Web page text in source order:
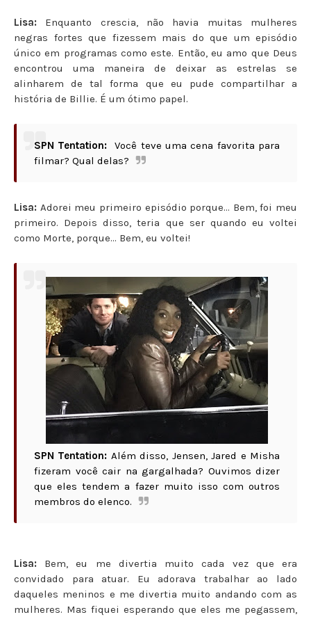
Lisa: Enquanto crescia, não havia muitas mulheres
negras fortes que fizessem mais do que um episódio
único em programas como este. Então, eu amo que Deus
encontrou uma maneira de deixar as estrelas se
alinharem de tal forma que eu pude compartilhar a
história de Billie. É um ótimo papel.
SPN Tentation:
Você teve uma cena favorita para
filmar? Qual delas?
Lisa: Adorei meu primeiro episódio porque... Bem, foi meu
primeiro. Depois disso, teria que ser quando eu voltei
como Morte, porque... Bem, eu voltei!
SPN Tentation: Além disso, Jensen, Jared e Misha
fizeram você cair na gargalhada? Ouvimos dizer
que eles tendem a fazer muito isso com outros
membros do elenco.
Lisa: Bem, eu me divertia muito cada vez que era
convidado para atuar. Eu adorava trabalhar ao lado
daqueles meninos e me divertia muito andando com as
mulheres. Mas fiquei esperando que eles me pegassem,